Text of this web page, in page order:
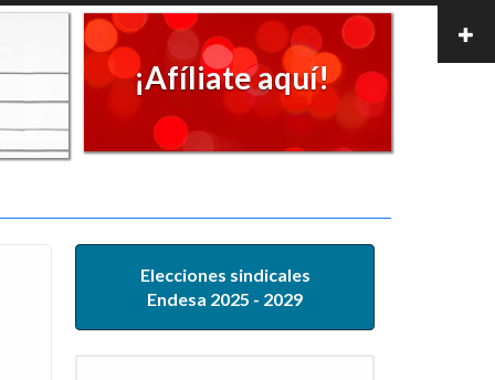
¡Afíliate aquí!
Elecciones sindicales
Endesa 2025 - 2029